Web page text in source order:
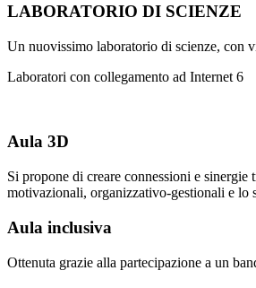
LABORATORIO DI SCIENZE
Un nuovissimo laboratorio di scienze, con
Laboratori con collegamento ad Internet 6
Aula 3D
Si propone di creare connessioni e
motivazionali, organizzativo-gestionali e lo
Aula inclusiva
Ottenuta grazie alla partecipazione a un